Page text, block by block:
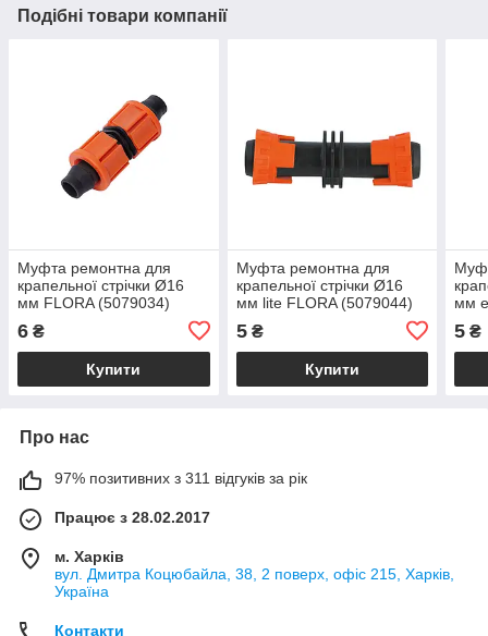
Подібні товари компанії
Муфта ремонтна для
крапельної стрічки Ø16
мм FLORA (5079034)
6 ₴
Купити
Муфта ремонтна для
крапельної стрічки Ø16
мм lite FLORA (5079044)
5₴
Купити
мм
5 ₴
Про нас
97% позитивних з 311 відгуків за рік
Працює з 28.02.2017
м. Харків
вул. Дмитра Коцюбайла, 38, 2 поверх, офіс 215, Харків,
Україна
Контакти